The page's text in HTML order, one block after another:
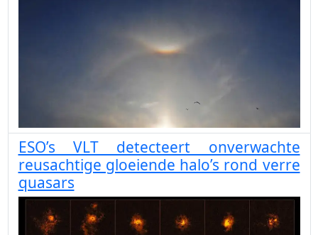
ESO’s VLT detecteert onverwachte
reusachtige gloeiende halo’s rond verre
quasars